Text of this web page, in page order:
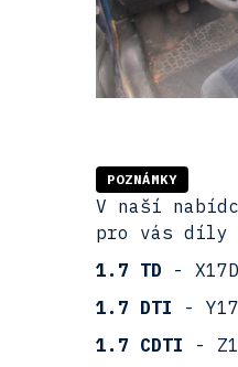
POZNÁMKY
V naší
pro vás díly
1.7 TD -
1.7 DTI -
1.7 CDTI -